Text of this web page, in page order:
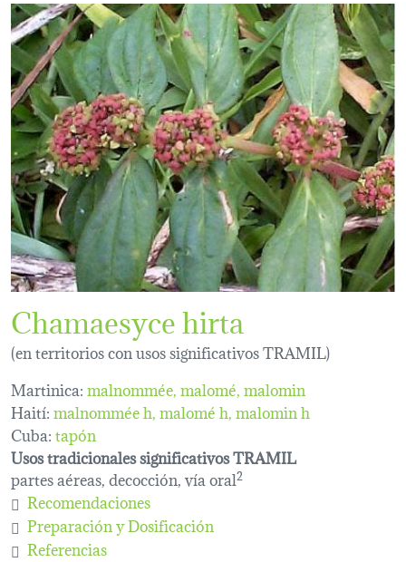
Chamaesyce hirta
(en territorios con usos significativos TRAMIL)
Martinica:malnommée malomé malomin
Haití:malnommée h malomé h malomin h
Cuba:tapón
Usos tradicionales significativos TRAMIL
partes aéreas, decocción, vía oral2
Recomendaciones
Preparación y Dosificación
Referencias